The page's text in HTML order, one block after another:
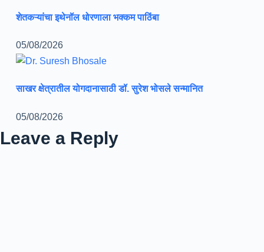
शेतकऱ्यांचा इथेनॉल धोरणाला भक्कम पाठिंबा
05/08/2026
साखर क्षेत्रातील योगदानासाठी डॉ. सुरेश भोसले सन्मानित
05/08/2026
Leave a Reply